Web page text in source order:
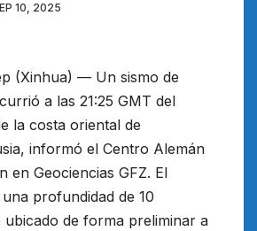
10, 2025
(Xinhua) — Un sismo de
a las 21:25 GMT del
la costa oriental de
informó el Centro Alemán
en Geociencias GFZ. El
profundidad de 10
de forma preliminar a